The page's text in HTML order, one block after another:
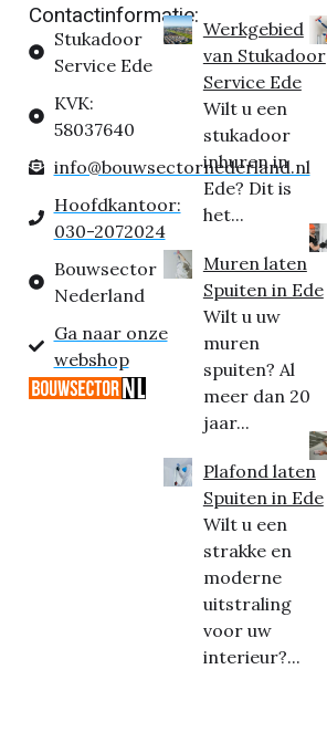
Contactinformatie:
Stukadoor
Service Ede
KVK:
58037640
info@bouwsectornederland.nl
Hoofdkantoor:
030-2072024
Bouwsector
Nederland
Ga naar onze
webshop
Werkgebied
van Stukadoor
Service Ede
Wilt u een
stukadoor
inhuren in
Ede? Dit is
het...
Muren laten
Spuiten in Ede
Wilt u uw
muren
spuiten? Al
meer dan 20
jaar...
Plafond laten
Spuiten in Ede
Wilt u een
strakke en
moderne
uitstraling
voor uw
interieur?...